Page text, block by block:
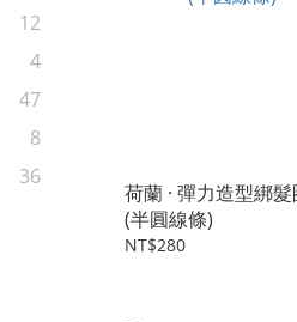
12
4
47
8
36
荷蘭 · 彈力造型綁髮
(半圓線條)
NT$280